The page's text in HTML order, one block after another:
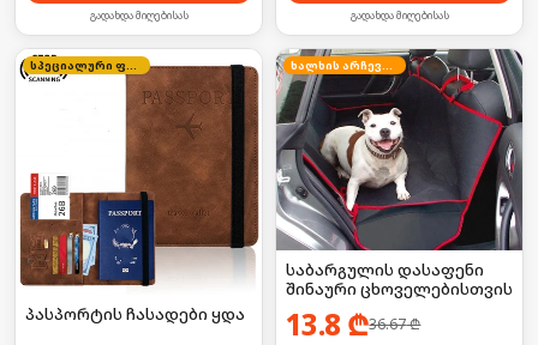
გადახდა მიღებისას გადახდა მიღებისას
სპეციალური ფასი
პასპორტის ჩასადები ყდა
ხალხის არჩევანი
საბარგულის დასაფენი
შინაური ცხოველებისთვის
13.8 ₾36.67₾